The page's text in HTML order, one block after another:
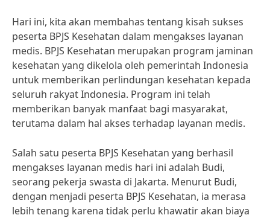
Hari ini, kita akan membahas tentang kisah sukses
peserta BPJS Kesehatan dalam mengakses layanan
medis. BPJS Kesehatan merupakan program jaminan
kesehatan yang dikelola oleh pemerintah Indonesia
untuk memberikan perlindungan kesehatan kepada
seluruh rakyat Indonesia. Program ini telah
memberikan banyak manfaat bagi masyarakat,
terutama dalam hal akses terhadap layanan medis.
Salah satu peserta BPJS Kesehatan yang berhasil
mengakses layanan medis hari ini adalah Budi,
seorang pekerja swasta di Jakarta. Menurut Budi,
dengan menjadi peserta BPJS Kesehatan, ia merasa
lebih tenang karena tidak perlu khawatir akan biaya